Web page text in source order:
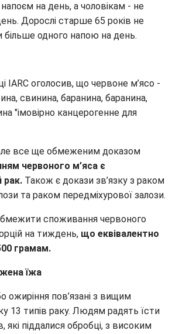
на день, а чоловікам - не
Дорослі старше 65 років не
більше одного напою на день.
IARC оголосив, що червоне м’ясо -
свинина, баранина, баранина,
"імовірно канцерогенне для
все ще обмеженим доказом
червоного м’яса є
рак. Також є докази зв’язку з раком
та раком передміхурової залози.
споживання червоного
на тиждень, що еквівалентно
грамам.
їжа
ожиріння пов’язані з вищим
13 типів раку. Людям радять їсти
які піддалися обробці, з високим